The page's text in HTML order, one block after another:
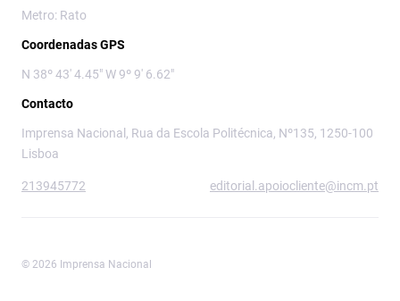
Metro: Rato
Coordenadas GPS
N 38º 43' 4.45" W 9º 9' 6.62"
Contacto
Imprensa Nacional, Rua da Escola Politécnica, Nº135, 1250-100
Lisboa
213945772 editorial.apoiocliente@incm.pt
© 2026 Imprensa Nacional